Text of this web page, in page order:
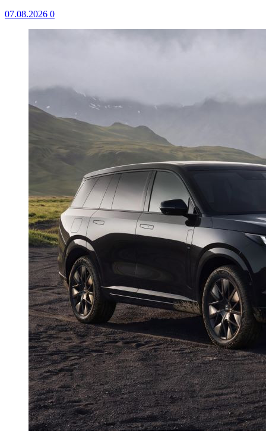
07.08.2026 0